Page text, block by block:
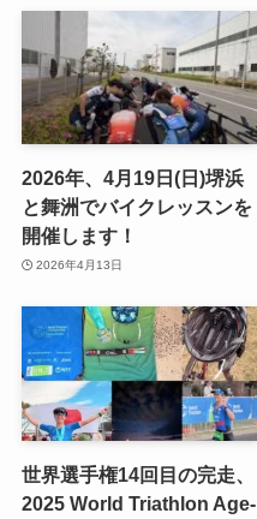
2026年、4月19日(日)堺浜
と舞洲でバイクレッスンを
開催します！
2026年4月13日
世界選手権14回目の完走、
2025 World Triathlon Age-